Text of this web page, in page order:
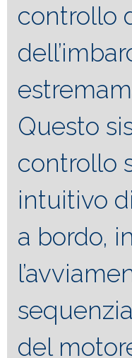
controllo
Questo
controllo
intuitivo
a bordo,
del